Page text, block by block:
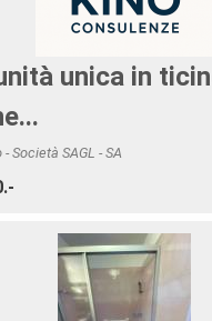
unica in
Società SAGL - SA